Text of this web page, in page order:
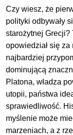
Czy wiesz, że
polityki odbywały
starożytnej Grecji?
opowiedział się
najbardziej
dominującą
Platona, władza
utopii, państwa
sprawiedliwość.
myślenie może
marzeniach, a z